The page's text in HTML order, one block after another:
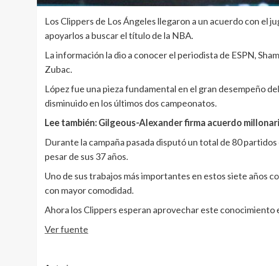
Los Clippers de Los Ángeles llegaron a un acuerdo con el
apoyarlos a buscar el título de la NBA.
La información la dio a conocer el periodista de ESPN,
Zubac.
López fue una pieza fundamental en el gran desempeño
disminuido en los últimos dos campeonatos.
Lee también:Gilgeous-Alexander firma acuerdo
Durante la campaña pasada disputó un total de 80
pesar de sus 37 años.
Uno de sus trabajos más importantes en estos siete años
con mayor comodidad.
Ahora los Clippers esperan aprovechar este
Ver fuente